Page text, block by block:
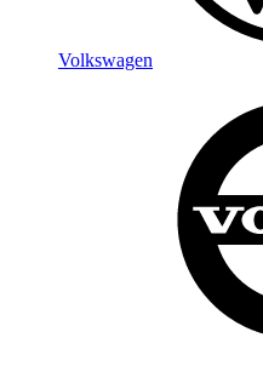
Volkswagen